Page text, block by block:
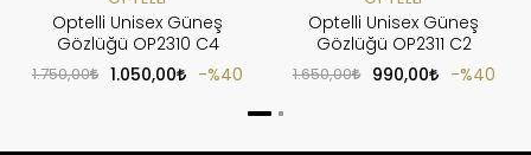
Optelli Unisex Güneş
Gözlüğü OP2310 C4
1.750,00 1.050,00 %40
Optelli Unisex Güneş
Gözlüğü OP2311 C2
1.650,00 990,00 %40